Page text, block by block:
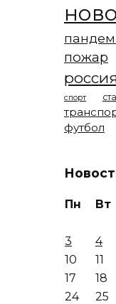
пожар
спорт
футбол
Пн Вт
3
4
10
11
17
18
24
25